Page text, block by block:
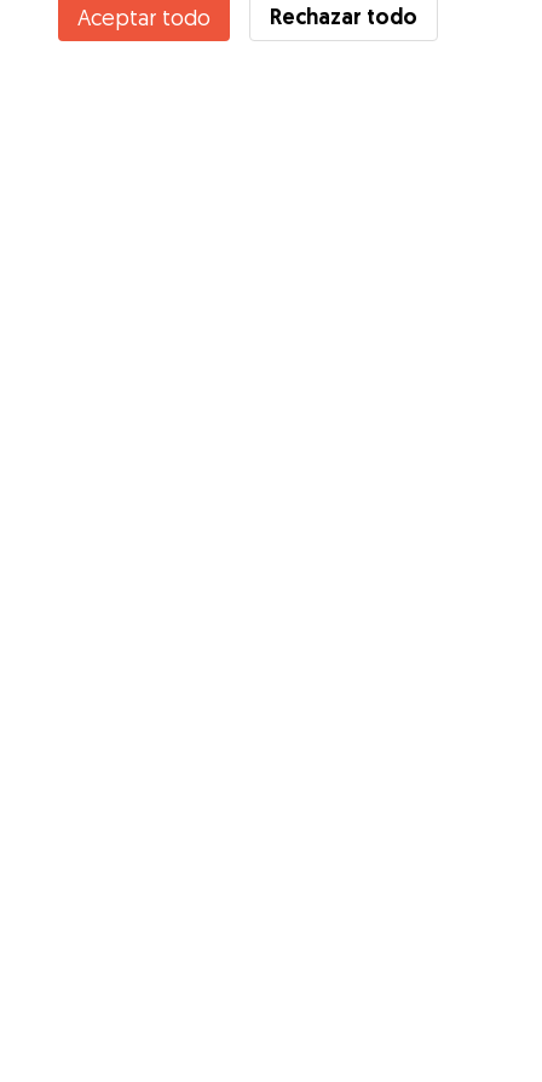
Aceptar todo Rechazar todo